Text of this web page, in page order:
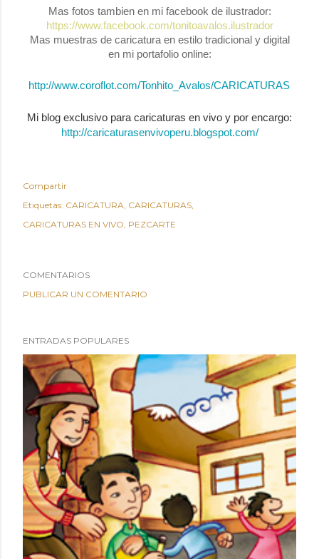
Mas fotos tambien en mi facebook de ilustrador:
https://www.facebook.com/tonitoavalos.ilustrador
Mas muestras de caricatura en estilo tradicional y digital
en mi portafolio online:
http://www.coroflot.com/Tonhito_Avalos/CARICATURAS
Mi blog exclusivo para caricaturas en vivo y por encargo:
http://caricaturasenvivoperu.blogspot.com/
Compartir
Etiquetas: CARICATURA CARICATURAS
CARICATURAS EN VIVO PEZCARTE
COMENTARIOS
PUBLICAR UN COMENTARIO
ENTRADAS POPULARES